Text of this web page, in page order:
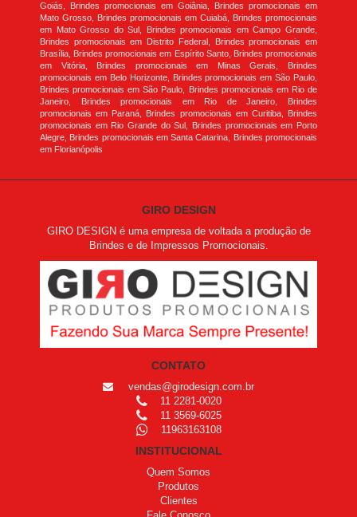
Goiás, Brindes promocionais em Goiânia, Brindes promocionais em
Mato Grosso, Brindes promocionais em Cuiabá, Brindes promocionais
em Mato Grosso do Sul, Brindes promocionais em Campo Grande,
Brindes promocionais em Distrito Federal, Brindes promocionais em
Brasília, Brindes promocionais em Espírito Santo, Brindes promocionais
em Vitória, Brindes promocionais em Minas Gerais, Brindes
promocionais em Belo Horizonte, Brindes promocionais em São Paulo,
Brindes promocionais em São Paulo, Brindes promocionais em Rio de
Janeiro, Brindes promocionais em Rio de Janeiro, Brindes
promocionais em Paraná, Brindes promocionais em Curitiba, Brindes
promocionais em Rio Grande do Sul, Brindes promocionais em Porto
Alegre, Brindes promocionais em Santa Catarina, Brindes promocionais
em Florianópolis
GIRO DESIGN
GIRO DESIGN é uma empresa de voltada a produção de
Brindes e de Impressos Promocionais.
CONTATO
vendas@girodesign.com.br
11 2281-0020
11 3569-6025
11963163108
INSTITUCIONAL
Quem Somos
Produtos
Clientes